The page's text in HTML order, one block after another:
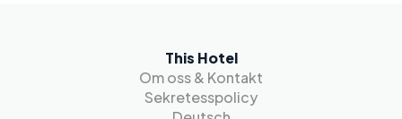
This Hotel
Om oss & Kontakt
Sekretesspolicy